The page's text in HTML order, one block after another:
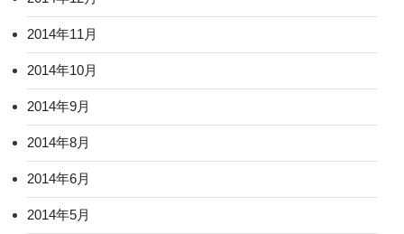
2014年11月
2014年10月
2014年9月
2014年8月
2014年6月
2014年5月